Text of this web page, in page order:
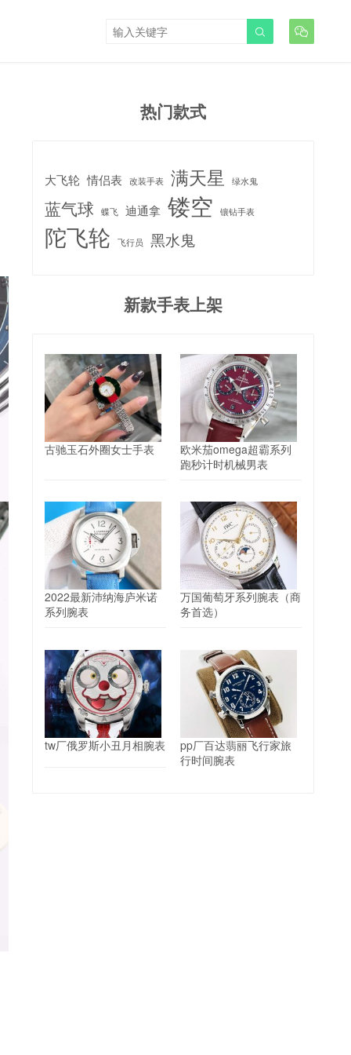


热门款式
大飞轮 情侣表 改装手表 满天星 绿水鬼
蓝气球 蝶飞 迪通拿 镂空 镶钻手表
陀飞轮 飞行员 黑水鬼
新款手表上架
古驰玉石外圈女士手表
欧米茄omega超霸系列
跑秒计时机械男表
2022最新沛纳海庐米诺
系列腕表
万国葡萄牙系列腕表（商
务首选）
tw厂俄罗斯小丑月相腕表
pp厂百达翡丽飞行家旅
行时间腕表